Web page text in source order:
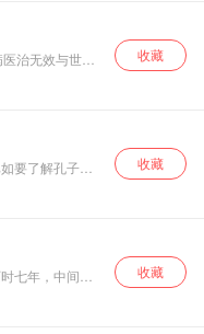
治无效与世长
西游记这部家
歌曲。致敬经
游故事。欢迎
收藏
要了解孔子周
了什么？精彩
不一样？那就
中在经历妖魔
能理解取经团
么？他们要修
，透过这些妖
本名著。比如
收藏
七年，中间间
画上句号。以
事实属不易，
收藏